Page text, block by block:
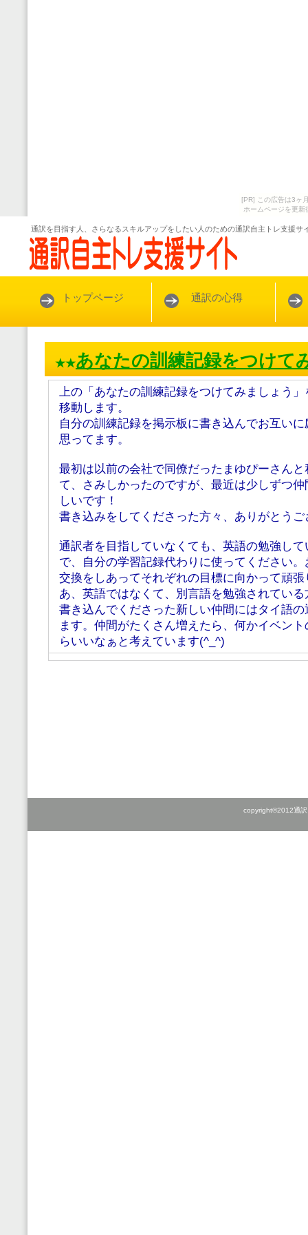
[PR] この広告は3ヶ
ホームページを更
通訳を目指す人、さらなるスキルアップをしたい人のための通訳自主トレ支援サ
★★あなたの訓練記録をつけて
上の「あなたの訓練記録をつけてみましょう
移動します。
自分の訓練記録を掲示板に書き込んでお互い
思ってます。
最初は以前の会社で同僚だったまゆぴーさん
て、さみしかったのですが、最近は少しずつ
しいです！
書き込みをしてくださった方々、ありがとう
通訳者を目指していなくても、英語の勉強し
で、自分の学習記録代わりに使ってください
交換をしあってそれぞれの目標に向かって頑
あ、英語ではなくて、別言語を勉強されてい
書き込んでくださった新しい仲間にはタイ語
ます。仲間がたくさん増えたら、何かイベン
らいいなぁと考えています(^_^)
トップページ 通訳の心得
copyright©2012通